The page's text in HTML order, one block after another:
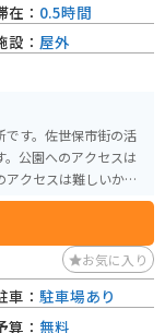
です。佐世保市街の活
公園へのアクセスは
クセスは難しいかも
在： 0.5時間
設： 屋外
お気に入り
車： 駐車場あり
算： 無料